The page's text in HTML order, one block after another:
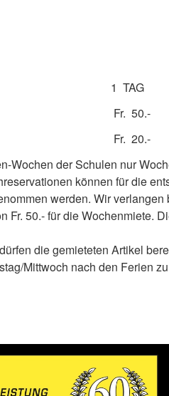
1 TAG
Fr. 50.-
Fr. 20.-
Wochen der Schulen nur
können für die
werden. Wir
Fr. 50.- für die Wochenmiete.
die gemieteten Artikel
Mittwoch nach den Ferien